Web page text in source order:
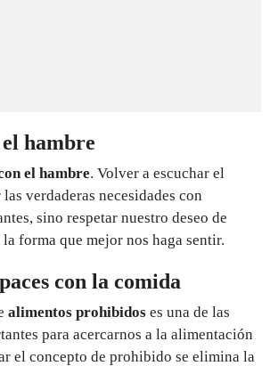
hambre
el hambre. Volver a escuchar el
verdaderas necesidades con
sino respetar nuestro deseo de
forma que mejor nos haga sentir.
con la comida
alimentos prohibidos es una de las
para acercarnos a la alimentación
el concepto de prohibido se elimina la